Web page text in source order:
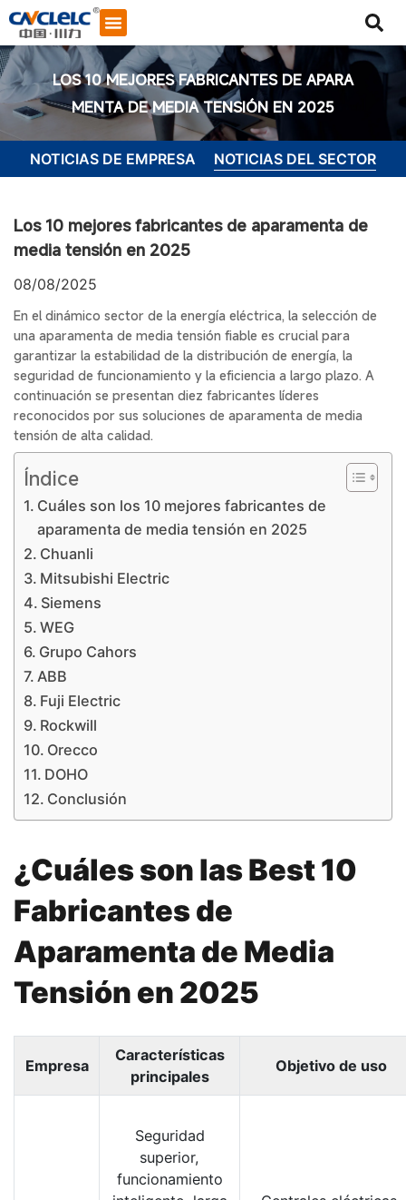
LOS 10 MEJORES FABRICANTES DE APARA
MENTA DE MEDIA TENSIÓN EN 2025
NOTICIAS DE EMPRESA NOTICIAS DEL SECTOR
Los 10 mejores fabricantes de aparamenta de
media tensión en 2025
08/08/2025
En el dinámico sector de la energía eléctrica, la selección de
una aparamenta de media tensión fiable es crucial para
garantizar la estabilidad de la distribución de energía, la
seguridad de funcionamiento y la eficiencia a largo plazo. A
continuación se presentan diez fabricantes líderes
reconocidos por sus soluciones de aparamenta de media
tensión de alta calidad.
Índice
Cuáles son los 10 mejores fabricantes de
aparamenta de media tensión en 2025
Chuanli
Mitsubishi Electric
Siemens
WEG
Grupo Cahors
ABB
Fuji Electric
Rockwill
Orecco
DOHO
Conclusión
¿Cuáles son las Best 10
Fabricantes de
Aparamenta de Media
Tensión en 2025
Empresa
Características
principales
Objetivo de uso
Seguridad
superior,
funcionamiento
Iniciar chat